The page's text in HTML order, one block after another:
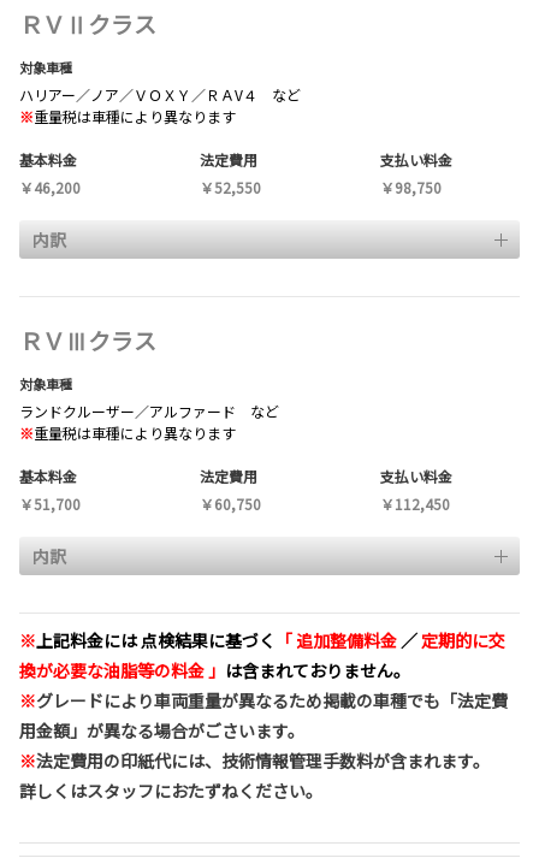
ＲＶⅡクラス
対象車種
ハリアー／ノア／ＶＯＸＹ／ＲＡV４ など
※重量税は車種により異なります
基本料金
￥46,200
法定費用
￥52,550
支払い料金
￥98,750
内訳
ＲＶⅢクラス
対象車種
ランドクルーザー／アルファード など
※重量税は車種により異なります
基本料金
￥51,700
法定費用
￥60,750
支払い料金
￥112,450
内訳
※上記料金には 点検結果に基づく 「 追加整備料金 ／定期的に交
換が必要な油脂等の料金 」 は含まれておりません。
※グレードにより車両重量が異なるため掲載の車種でも「法定費
用金額」が異なる場合がごさいます。
※法定費用の印紙代には、技術情報管理手数料が含まれます。
詳しくはスタッフにおたずねください。